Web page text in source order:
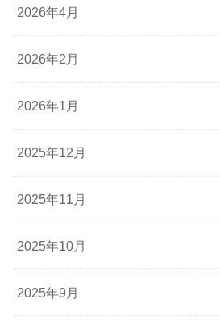
2026年4月
2026年2月
2026年1月
2025年12月
2025年11月
2025年10月
2025年9月